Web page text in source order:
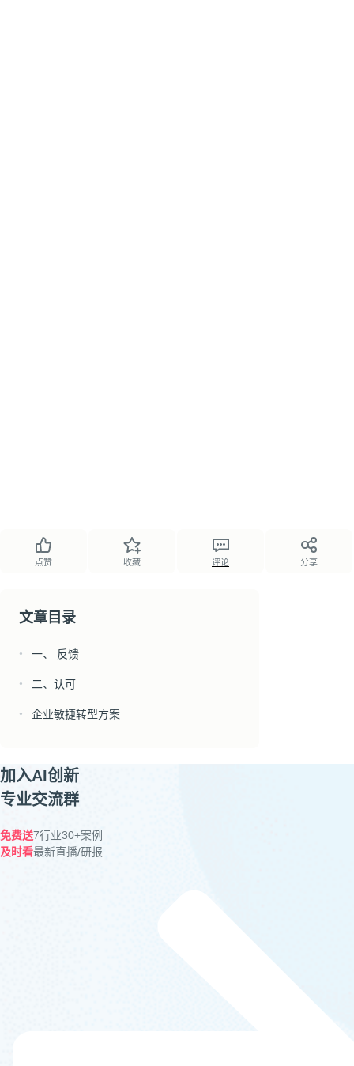
点赞 收藏 评论 分享
文章目录
● 一、 反馈
● 二、认可
● 企业敏捷转型方案
加入AI创新
专业交流群
免费送7行业30+案例
及时看最新直播/研报